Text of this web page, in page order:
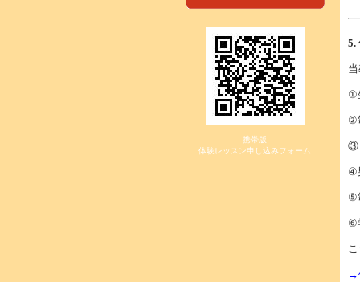
携帯版
体験レッスン申し込みフォーム
5.
①
②
③
④
⑤
⑥
→